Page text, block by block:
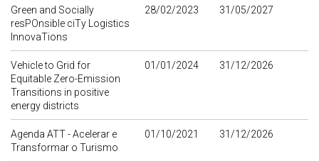
Green and Socially
resPOnsible ciTy Logistics
InnovaTions
28/02/2023 31/05/2027
Vehicle to Grid for
Equitable Zero-Emission
Transitions in positive
energy districts
01/01/2024 31/12/2026
Agenda ATT - Acelerar e
Transformar o Turismo
01/10/2021 31/12/2026